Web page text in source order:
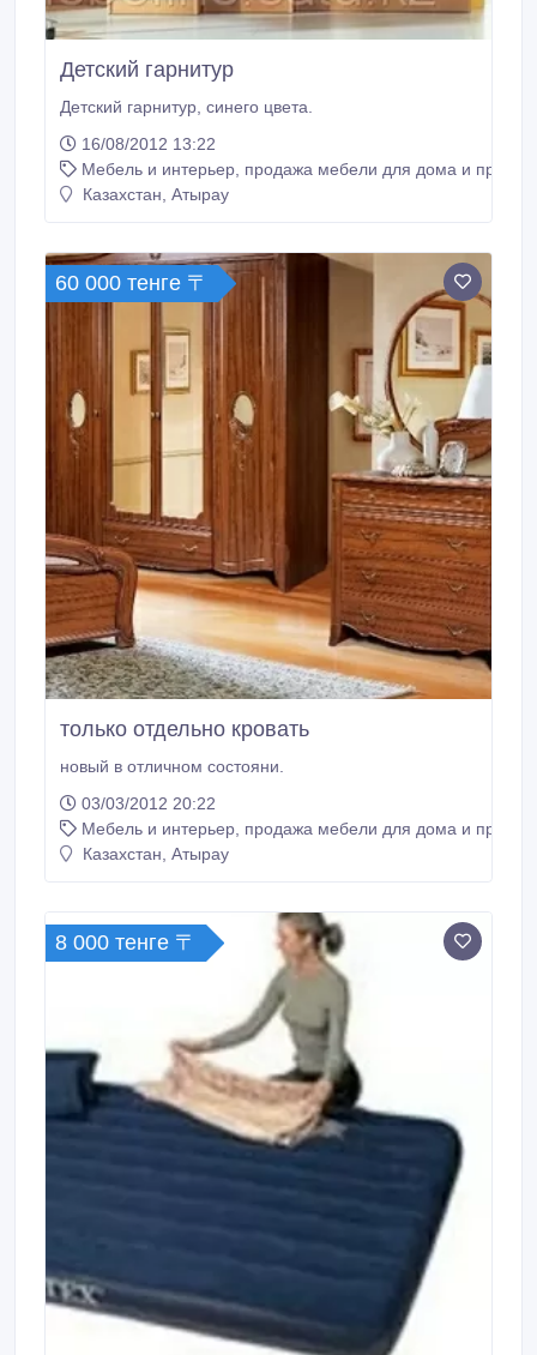
Детский гарнитур
Детский гарнитур, синего цвета.
16/08/2012 13:22
Мебель и интерьер, продажа мебели для дома и
Казахстан, Атырау
60 000 тенге 〒
только отдельно кровать
новый в отличном состояни.
03/03/2012 20:22
Мебель и интерьер, продажа мебели для дома и
Казахстан, Атырау
8 000 тенге 〒